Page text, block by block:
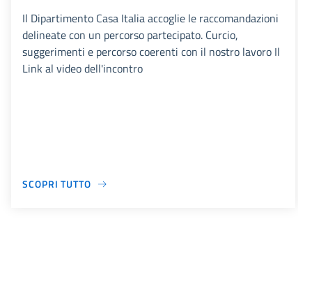
Il Dipartimento Casa Italia accoglie le raccomandazioni
delineate con un percorso partecipato. Curcio,
suggerimenti e percorso coerenti con il nostro lavoro Il
Link al video dell'incontro
SCOPRI TUTTO